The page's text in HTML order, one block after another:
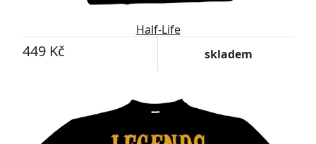
Half-Life
449 Kč skladem